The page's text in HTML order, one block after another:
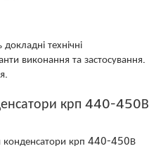
технічні
виконання та застосування.
крп 440-450В
конденсатори крп 440-450В